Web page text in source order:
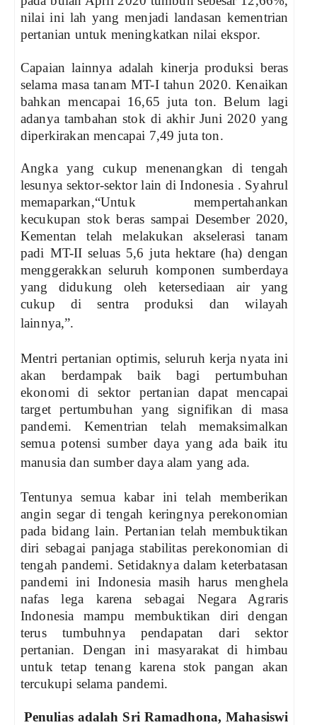
nilai ini lah yang menjadi landasan kementrian
pertanian untuk meningkatkan nilai ekspor.
Capaian lainnya adalah kinerja produksi beras
selama masa tanam MT-I tahun 2020. Kenaikan
bahkan mencapai 16,65 juta ton. Belum lagi
adanya tambahan stok di akhir Juni 2020 yang
diperkirakan mencapai 7,49 juta ton.
Angka yang cukup menenangkan di tengah
lesunya sektor-sektor lain di Indonesia . Syahrul
memaparkan,“Untuk mempertahankan
kecukupan stok beras sampai Desember 2020,
Kementan telah melakukan akselerasi tanam
padi MT-II seluas 5,6 juta hektare (ha) dengan
menggerakkan seluruh komponen sumberdaya
yang didukung oleh ketersediaan air yang
cukup di sentra produksi dan wilayah
lainnya,”.
Mentri pertanian optimis, seluruh kerja nyata ini
akan berdampak baik bagi pertumbuhan
ekonomi di sektor pertanian dapat mencapai
target pertumbuhan yang signifikan di masa
pandemi. Kementrian telah memaksimalkan
semua potensi sumber daya yang ada baik itu
manusia dan sumber daya alam yang ada.
Tentunya semua kabar ini telah memberikan
angin segar di tengah keringnya perekonomian
pada bidang lain. Pertanian telah membuktikan
diri sebagai panjaga stabilitas perekonomian di
tengah pandemi. Setidaknya dalam keterbatasan
pandemi ini Indonesia masih harus menghela
nafas lega karena sebagai Negara Agraris
Indonesia mampu membuktikan diri dengan
terus tumbuhnya pendapatan dari sektor
pertanian. Dengan ini masyarakat di himbau
untuk tetap tenang karena stok pangan akan
tercukupi selama pandemi.
Penulias adalah Sri Ramadhona, Mahasiswi